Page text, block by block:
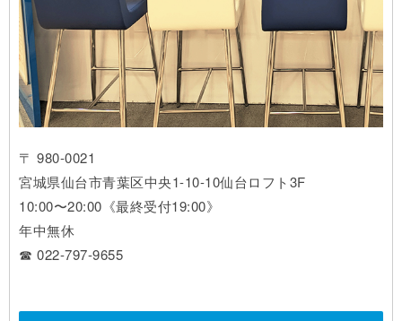
〒 980-0021
宮城県仙台市青葉区中央1-10-10仙台ロフト3F
10:00〜20:00《最終受付19:00》
年中無休
☎ 022-797-9655